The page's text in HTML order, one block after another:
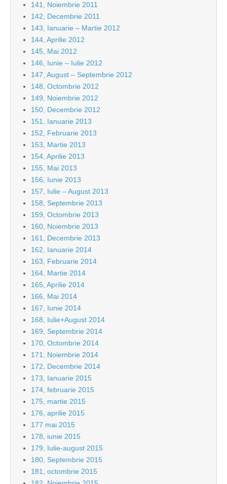
141, Noiembrie 2011
142, Decembrie 2011
143, Ianuarie – Martie 2012
144, Aprilie 2012
145, Mai 2012
146, Iunie – Iulie 2012
147, August – Septembrie 2012
148, Octombrie 2012
149, Noiembrie 2012
150, Decembrie 2012
151, Ianuarie 2013
152, Februarie 2013
153, Martie 2013
154, Aprilie 2013
155, Mai 2013
156, Iunie 2013
157, Iulie – August 2013
158, Septembrie 2013
159, Octombrie 2013
160, Noiembrie 2013
161, Decembrie 2013
162, Ianuarie 2014
163, Februarie 2014
164, Martie 2014
165, Aprilie 2014
166, Mai 2014
167, Iunie 2014
168, Iulie+August 2014
169, Septembrie 2014
170, Octombrie 2014
171, Noiembrie 2014
172, Decembrie 2014
173, Ianuarie 2015
174, februarie 2015
175, martie 2015
176, aprilie 2015
177 mai 2015
178, iunie 2015
179, Iulie-august 2015
180, Septembrie 2015
181, octombrie 2015